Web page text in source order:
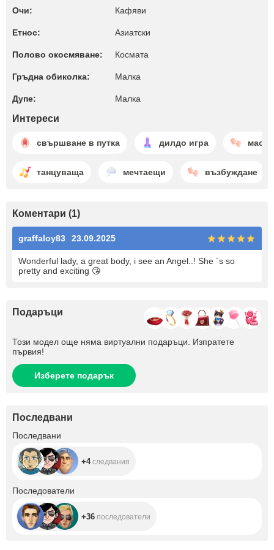
Очи: Кафяви
Етнос: Азиатски
Полово окосмяване: Космата
Гръдна обиколка: Малкa
Дупе: Малкa
Интереси
свършване в путка дилдо игра масаж
танцуваща мечтаещи възбуждане
Коментари (1)
graffaloy83 23.09.2025
Wonderful lady, a great body, i see an Angel..! She ´s so
pretty and exciting 😘
Подаръци
Този модел още няма виртуални подаръци. Изпратете
първия!
Изберете подарък
Последвани
Последвани
+4следвания
Последователи
+36 последователи